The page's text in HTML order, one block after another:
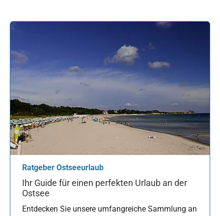
Ratgeber Ostseeurlaub
Ihr Guide für einen perfekten Urlaub an der
Ostsee
Entdecken Sie unsere umfangreiche Sammlung an